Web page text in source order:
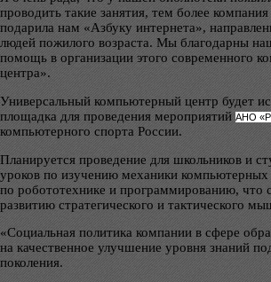
проводить такие занятия, тем более
подарила нам «Азбуку интернета»,
людей пожилого возраста. Мы благодарны
помощь в организации этого современного
центра».
Универсальный компьютерный центр будет
площадка для проведения мероприятий АНО
компьютерного спорта России.
Планируется проведение для школьников и
уроков по изучению механики компьютерных
по робототехнике и программированию, что
развитию стратегического и тактического
«Социальная политика компании в сфере
на качественное улучшение уровня знаний
поколения.